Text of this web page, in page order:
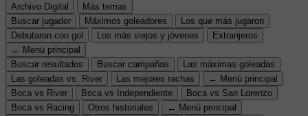
Archivo Digital
Más temas
Buscar jugador
Máximos goleadores
Los que más jugaron
Debutaron con gol
Los más viejos y jóvenes
Extranjeros
← Menú principal
Buscar resultados
Buscar campañas
Las máximas goleadas
Las goleadas vs. River
Las mejores rachas
← Menú principal
Boca vs River
Boca vs Independiente
Boca vs San Lorenzo
Boca vs Racing
Otros historiales
← Menú principal